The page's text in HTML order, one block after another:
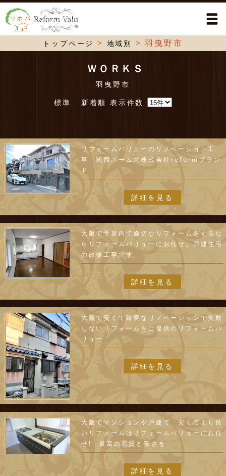
トップページ > 地域別 >羽曳野市
ＷＯＲＫＳ
羽曳野市
標準
新着順 表示件数
リフォームバリューのリノベーション工
事 関西ホームズ株式会社reformブラン
ド
詳細を見る
大阪で予算内で適切なリフォームをするな
らリフォームバリューにお任せ。戸建住宅
の改修工事です。
詳細を見る
大阪で安くて確実なリノベーションで失敗
しないリフォームをご提供のリフォームバ
リュー
詳細を見る
大阪でマンションや戸建て 安くてより良
いリフォームはリフォームバリューにお任
せ! 最高の品質と安さを
詳細を見る